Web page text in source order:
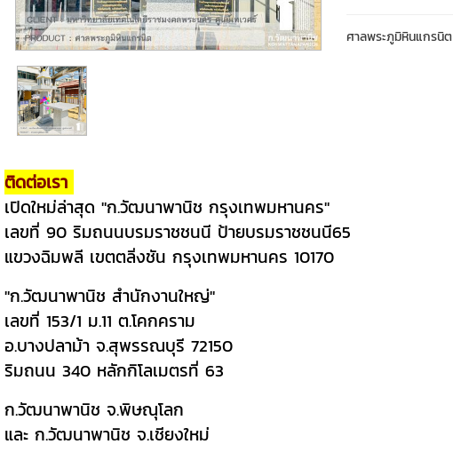
ศาลพระภูมิหินแกรนิต
ติดต่อเรา
เปิดใหม่ล่าสุด "ก.วัฒนาพานิช กรุงเทพมหานคร"
เลขที่ 90 ริมถนนบรมราชชนนี ป้ายบรมราชชนนี65
แขวงฉิมพลี เขตตลิ่งชัน กรุงเทพมหานคร 10170
"ก.วัฒนาพานิช สำนักงานใหญ่"
เลขที่ 153/1 ม.11 ต.โคกคราม
อ.บางปลาม้า จ.สุพรรณบุรี 72150
ริมถนน 340 หลักกิโลเมตรที่ 63
ก.วัฒนาพานิช จ.พิษณุโลก
และ ก.วัฒนาพานิช จ.เชียงใหม่